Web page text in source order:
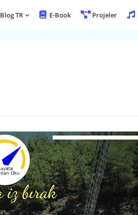
Blog TR E-Book Projeler